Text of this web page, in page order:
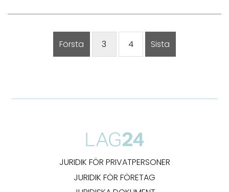
Första 3 4 Sista
JURIDIK FÖR PRIVATPERSONER
JURIDIK FÖR FÖRETAG